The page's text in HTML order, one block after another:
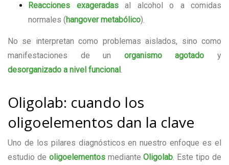
Reacciones exageradasal alcohol o a comidas
normales (hangover metabólico).
No se interpretan como problemas aislados, sino como
manifestaciones de un organismo agotado y
desorganizado a nivel funcional.
Oligolab: cuando los
oligoelementos dan la clave
Uno de los pilares diagnósticos en nuestro enfoque es el
estudio de oligoelementosmedianteOligolab. Este tipo de